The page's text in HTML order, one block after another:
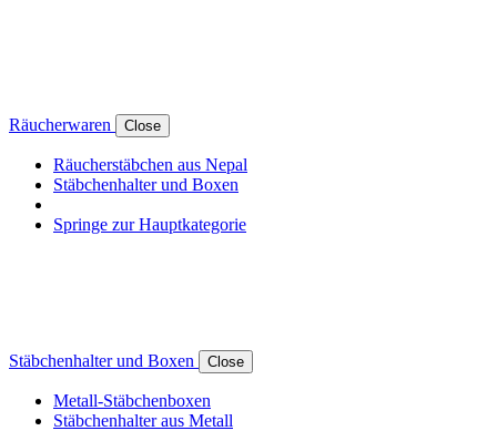
Räucherwaren Close
Räucherstäbchen aus Nepal
Stäbchenhalter und Boxen
Springe zur Hauptkategorie
Stäbchenhalter und Boxen Close
Metall-Stäbchenboxen
Stäbchenhalter aus Metall